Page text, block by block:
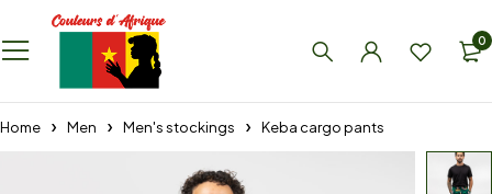
0
Home Men Men's stockings Keba cargo pants